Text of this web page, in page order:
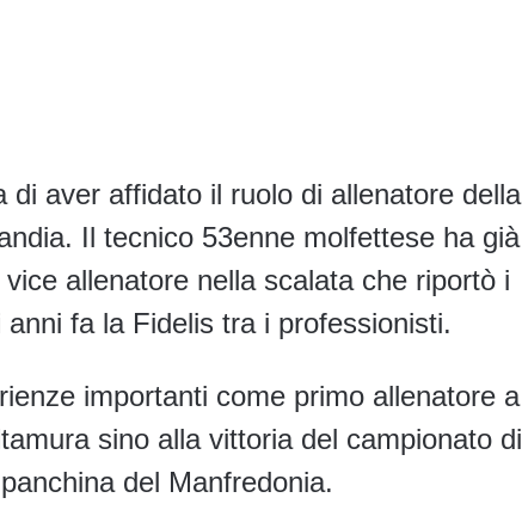
di aver affidato il ruolo di allenatore della
Il tecnico 53enne molfettese ha già
allenatore nella scalata che riportò i
fa la Fidelis tra i professionisti.
importanti come primo allenatore a
sino alla vittoria del campionato di
del Manfredonia.